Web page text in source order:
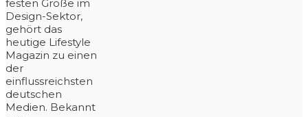
festen Größe im
Design-Sektor,
gehört das
heutige Lifestyle
Magazin zu einen
der
einflussreichsten
deutschen
Medien. Bekannt